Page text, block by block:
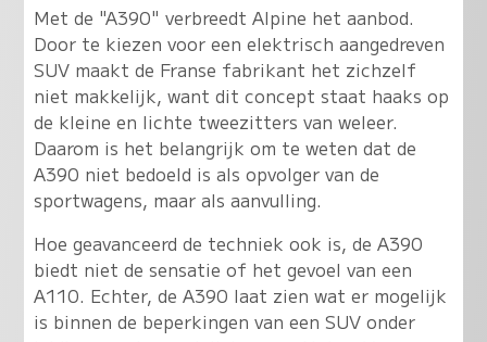
Met de "A390" verbreedt Alpine het aanbod.
Door te kiezen voor een elektrisch aangedreven
SUV maakt de Franse fabrikant het zichzelf
niet makkelijk, want dit concept staat haaks op
de kleine en lichte tweezitters van weleer.
Daarom is het belangrijk om te weten dat de
A390 niet bedoeld is als opvolger van de
sportwagens, maar als aanvulling.
Hoe geavanceerd de techniek ook is, de A390
biedt niet de sensatie of het gevoel van een
A110. Echter, de A390 laat zien wat er mogelijk
is binnen de beperkingen van een SUV onder